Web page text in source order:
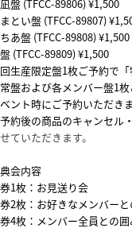
盤 (TFCC-89806) ¥1,500
とい盤 (TFCC-89807)
あ盤 (TFCC-89808) ¥1,500
(TFCC-89809) ¥1,500
回生産限定盤1枚ご予約で
常盤および各メンバー盤1
ント時にご予約いただき
約後の商品のキャンセル
ていただきます。
会内容
1枚：お見送り会
2枚：お好きなメンバー
4枚：メンバー全員との